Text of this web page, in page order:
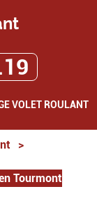
VOLET ROULANT
>
Tourmont